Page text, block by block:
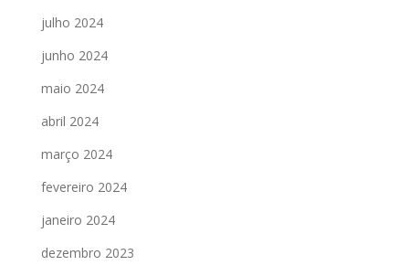
julho 2024
junho 2024
maio 2024
abril 2024
março 2024
fevereiro 2024
janeiro 2024
dezembro 2023